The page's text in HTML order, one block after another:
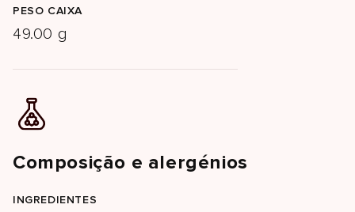
PESO CAIXA
49.00 g
Composição e alergénios
INGREDIENTES